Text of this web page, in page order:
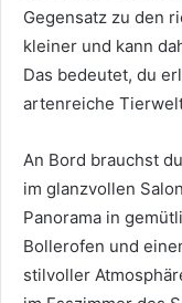
Gegensatz zu den
kleiner und kann
Das bedeutet, du
artenreiche
An Bord brauchst
im glanzvollen
Panorama in
Bollerofen und
stilvoller